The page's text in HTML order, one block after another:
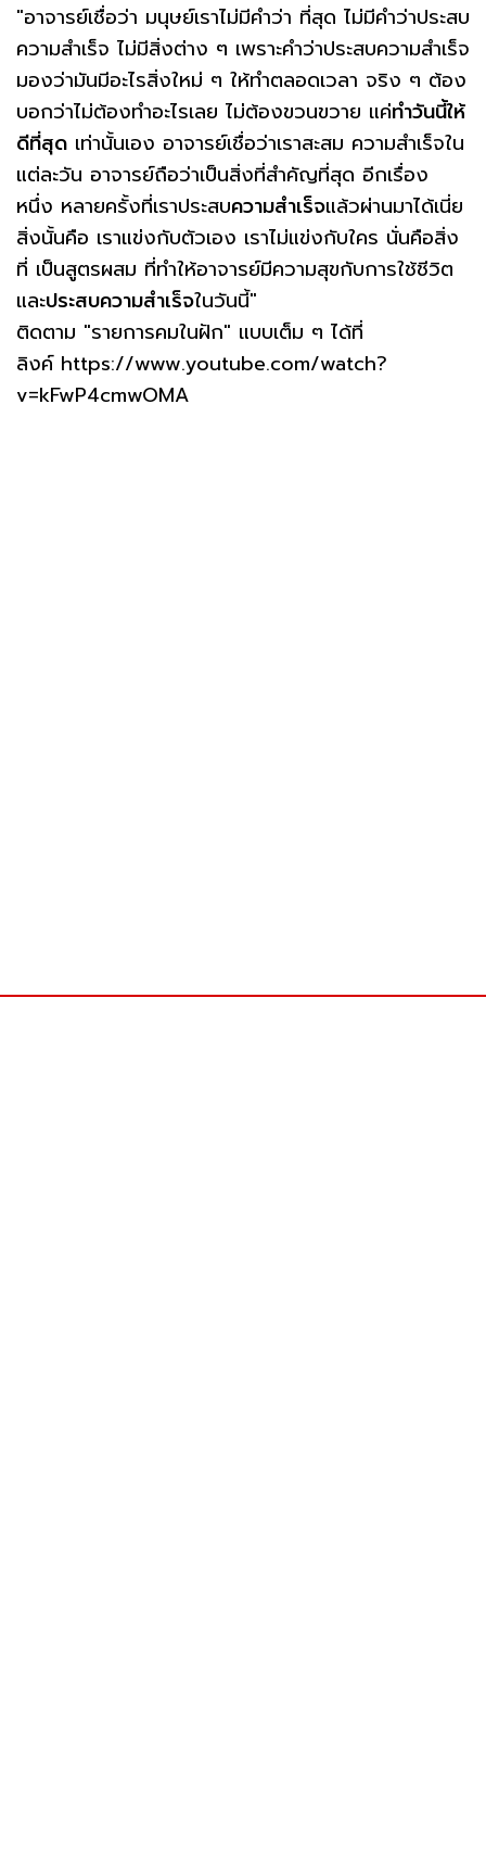
"อาจารย์เชื่อว่า มนุษย์เราไม่มีคำว่า ที่สุด ไม่มีคำว่าประสบ
ความสำเร็จ ไม่มีสิ่งต่าง ๆ เพราะคำว่าประสบความสำเร็จ
มองว่ามันมีอะไรสิ่งใหม่ ๆ ให้ทำตลอดเวลา จริง ๆ ต้อง
บอกว่าไม่ต้องทำอะไรเลย ไม่ต้องขวนขวาย แค่ทำวันนี้ให้
ดีที่สุด เท่านั้นเอง อาจารย์เชื่อว่าเราสะสม ความสำเร็จใน
แต่ละวัน อาจารย์ถือว่าเป็นสิ่งที่สำคัญที่สุด อีกเรื่อง
หนึ่ง หลายครั้งที่เราประสบความสำเร็จแล้วผ่านมาได้เนี่ย
สิ่งนั้นคือ เราแข่งกับตัวเอง เราไม่แข่งกับใคร นั่นคือสิ่ง
ที่ เป็นสูตรผสม ที่ทำให้อาจารย์มีความสุขกับการใช้ชีวิต
และประสบความสำเร็จในวันนี้"
ติดตาม "รายการคมในฝัก" แบบเต็ม ๆ ได้ที่
ลิงค์ https://www.youtube.com/watch?
v=kFwP4cmwOMA